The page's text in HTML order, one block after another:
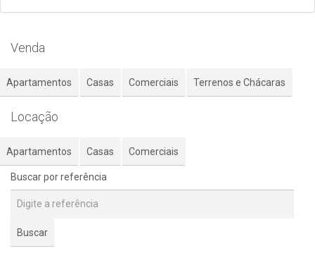
Venda
Apartamentos Casas Comerciais Terrenos e Chácaras
Locação
Apartamentos Casas Comerciais
Buscar por referência
Buscar